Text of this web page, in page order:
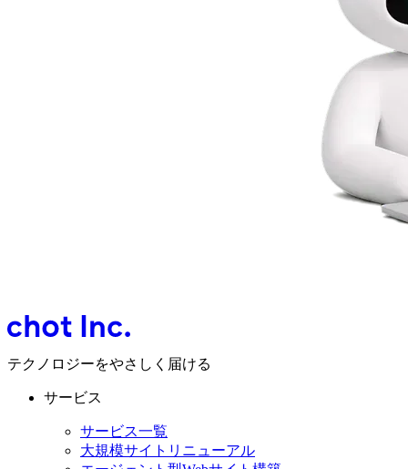
テクノロジーをやさしく届ける
サービス
サービス一覧
大規模サイトリニューアル